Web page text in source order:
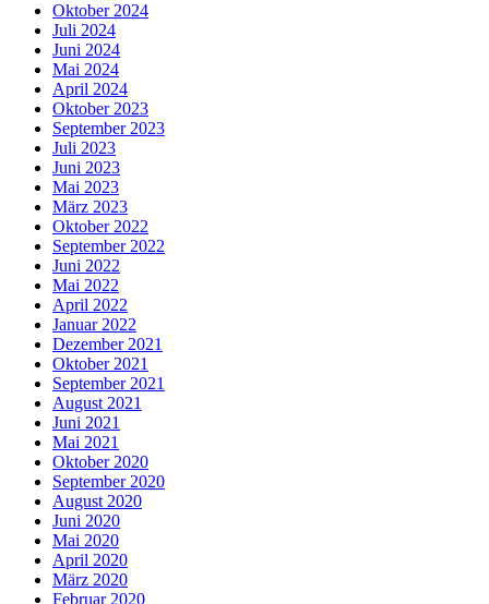
Oktober 2024
Juli 2024
Juni 2024
Mai 2024
April 2024
Oktober 2023
September 2023
Juli 2023
Juni 2023
Mai 2023
März 2023
Oktober 2022
September 2022
Juni 2022
Mai 2022
April 2022
Januar 2022
Dezember 2021
Oktober 2021
September 2021
August 2021
Juni 2021
Mai 2021
Oktober 2020
September 2020
August 2020
Juni 2020
Mai 2020
April 2020
März 2020
Februar 2020